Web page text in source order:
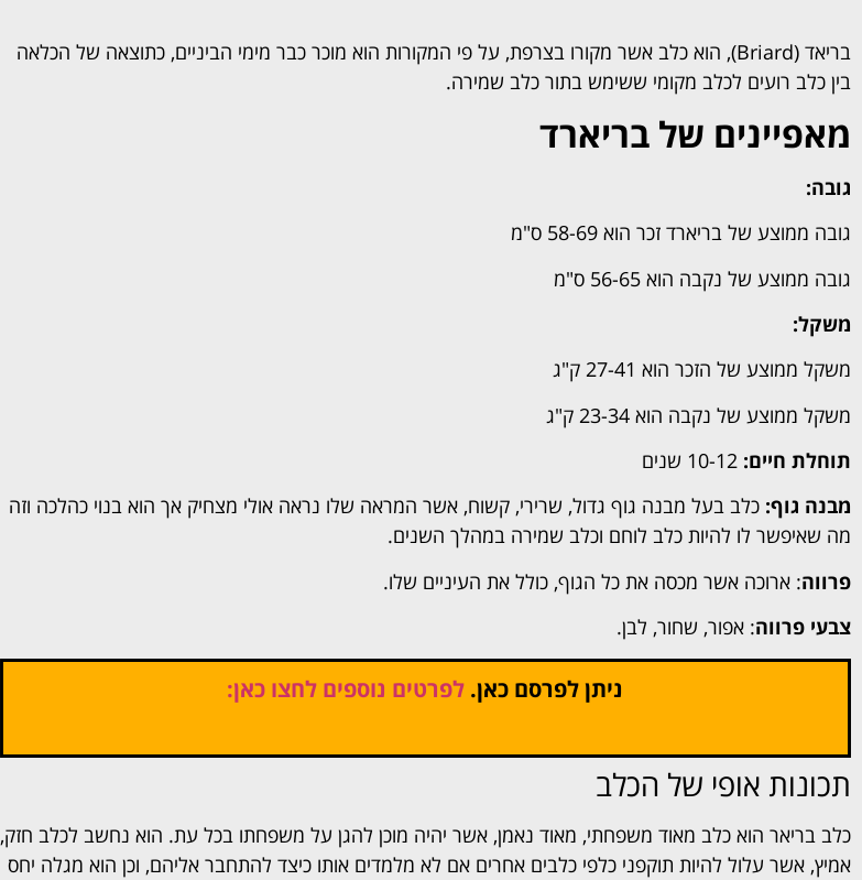
בריאד (Briard), הוא כלב אשר מקורו בצרפת, על פי המקורות הוא מוכר כבר מימי הביניים, כתוצאה של הכלאה
בין כלב רועים לכלב מקומי ששימש בתור כלב שמירה.
מאפיינים של בריארד
גובה:
גובה ממוצע של בריארד זכר הוא 58-69 ס"מ
גובה ממוצע של נקבה הוא 56-65 ס"מ
משקל:
משקל ממוצע של הזכר הוא 27-41 ק"ג
משקל ממוצע של נקבה הוא 23-34 ק"ג
תוחלת חיים:
מבנה גוף: כלב בעל מבנה גוף גדול, שרירי, קשוח, אשר המראה שלו נראה אולי מצחיק אך הוא בנוי כהלכה וזה
מה שאיפשר לו להיות כלב לוחם וכלב שמירה במהלך השנים.
פרווה: ארוכה אשר מכסה את כל הגוף, כולל את העיניים שלו.
צבעי פרווה: אפור, שחור, לבן.
ניתן לפרסם כאן. לפרטים נוספים לחצו כאן:
תכונות אופי של הכלב
כלב בריאר הוא כלב מאוד משפחתי, מאוד נאמן, אשר יהיה מוכן להגן על משפחתו בכל עת. הוא נחשב לכלב חזק,
אמיץ, אשר עלול להיות תוקפני כלפי כלבים אחרים אם לא מלמדים אותו כיצד להתחבר אליהם, וכן הוא מגלה יחס